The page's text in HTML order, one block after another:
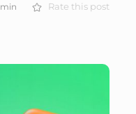
min Rate this post